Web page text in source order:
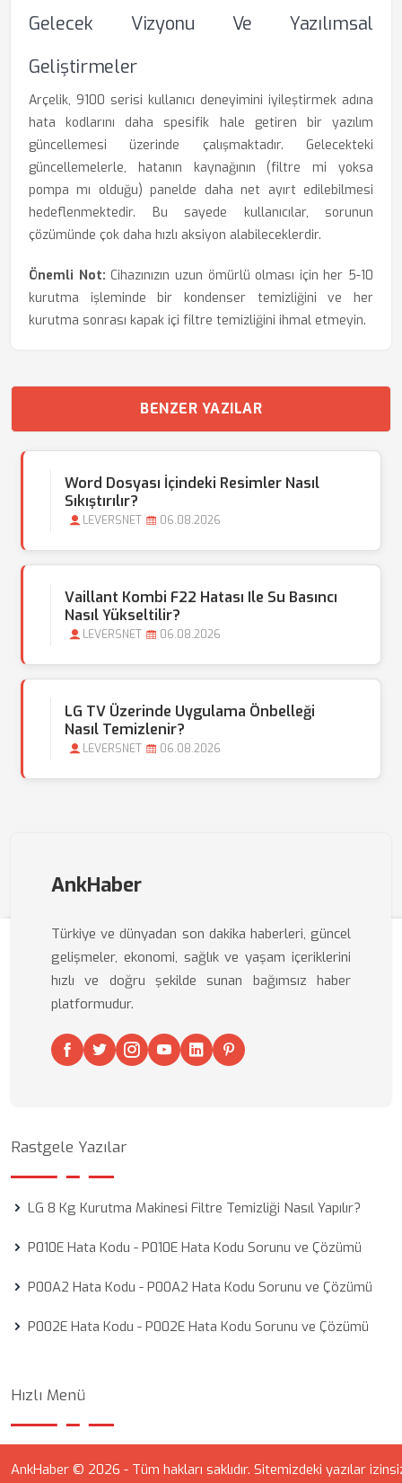
Gelecek Vizyonu Ve Yazılımsal
Geliştirmeler
Arçelik, 9100 serisi kullanıcı deneyimini iyileştirmek adına
hata kodlarını daha spesifik hale getiren bir yazılım
güncellemesi üzerinde çalışmaktadır. Gelecekteki
güncellemelerle, hatanın kaynağının (filtre mi yoksa
pompa mı olduğu) panelde daha net ayırt edilebilmesi
hedeflenmektedir. Bu sayede kullanıcılar, sorunun
çözümünde çok daha hızlı aksiyon alabileceklerdir.
Önemli Not: Cihazınızın uzun ömürlü olması için her 5-10
kurutma işleminde bir kondenser temizliğini ve her
kurutma sonrası kapak içi filtre temizliğini ihmal etmeyin.
BENZER YAZILAR
Word Dosyası İçindeki Resimler Nasıl
Sıkıştırılır?
LEVERSNET 06.08.2026
Vaillant Kombi F22 Hatası Ile Su Basıncı
Nasıl Yükseltilir?
LEVERSNET 06.08.2026
LG TV Üzerinde Uygulama Önbelleği
Nasıl Temizlenir?
LEVERSNET 06.08.2026
AnkHaber
Türkiye ve dünyadan son dakika haberleri, güncel
gelişmeler, ekonomi, sağlık ve yaşam içeriklerini
hızlı ve doğru şekilde sunan bağımsız haber
platformudur.
Rastgele Yazılar
LG 8 Kg Kurutma Makinesi Filtre Temizliği Nasıl Yapılır?
P010E Hata Kodu - P010E Hata Kodu Sorunu ve Çözümü
P00A2 Hata Kodu - P00A2 Hata Kodu Sorunu ve Çözümü
P002E Hata Kodu - P002E Hata Kodu Sorunu ve Çözümü
Hızlı Menü
AnkHaber © 2026 - Tüm hakları saklıdır. Sitemizdeki yazılar